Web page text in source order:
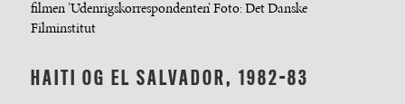
filmen ’Udenrigskorrespondenten’. Foto: Det Danske
Filminstitut
HAITI OG EL SALVADOR, 1982-83